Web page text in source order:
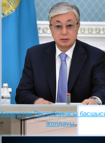
Казахстан Республикасы
жолдауы